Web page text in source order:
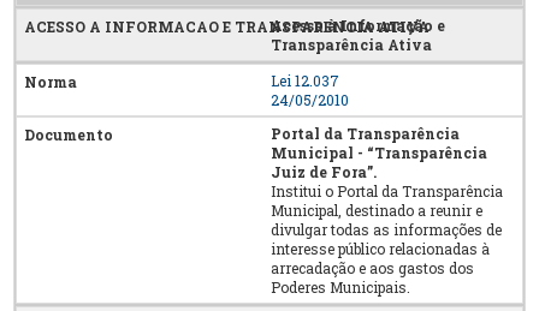
Acesso à Informação e
Transparência Ativa
Lei 12.037
24/05/2010
Portal da Transparência
Municipal - “Transparência
Juiz de Fora”.
Institui o Portal da Transparência
Municipal, destinado a reunir e
divulgar todas as informações de
interesse público relacionadas à
arrecadação e aos gastos dos
Poderes Municipais.